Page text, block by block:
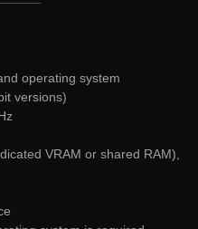
operating system
versions)
VRAM or shared RAM),